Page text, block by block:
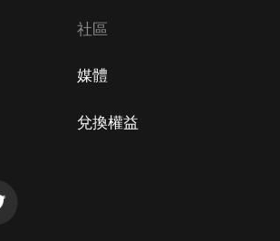
社區
媒體
兌換權益